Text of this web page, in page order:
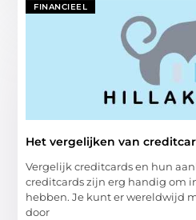
FINANCIEEL
Het vergelijken van
Vergelijk creditcards en hun
creditcards zijn erg handig om
hebben. Je kunt er wereldwijd
door